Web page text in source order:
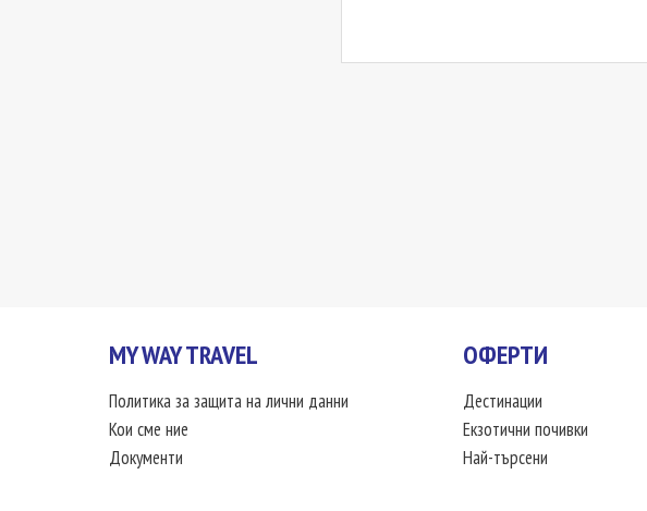
MY WAY TRAVEL
Политика за защита на лични данни
Кои сме ние
Документи
ОФЕРТИ
Дестинации
Екзотични почивки
Най-търсени